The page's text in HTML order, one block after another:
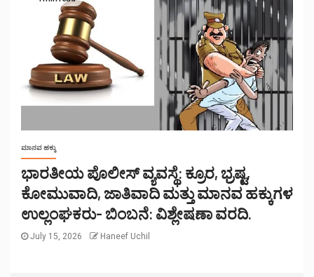
ಮಾನವ ಹಕ್ಕು
ಭಾರತೀಯ ಪೊಲೀಸ್ ವ್ಯವಸ್ಥೆ: ಕ್ರೂರ, ಭ್ರಷ್ಟ,
ಕೋಮುವಾದಿ, ಜಾತಿವಾದಿ ಮತ್ತು ಮಾನವ ಹಕ್ಕುಗಳ
ಉಲ್ಲಂಘಕರು- ಬಿಂಬನೆ: ವಿಶ್ಲೇಷಣಾ ವರದಿ.
July 15, 2026 Haneef Uchil